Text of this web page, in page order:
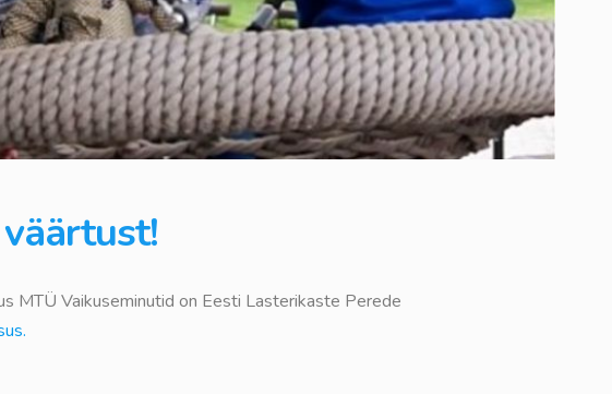
MTÜ Vaikuseminutid on Eesti Lasterikaste Perede